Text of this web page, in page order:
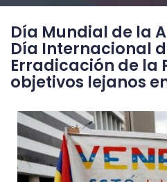
Día Mundial de la
Día Internacional
Erradicación de la
objetivos lejanos